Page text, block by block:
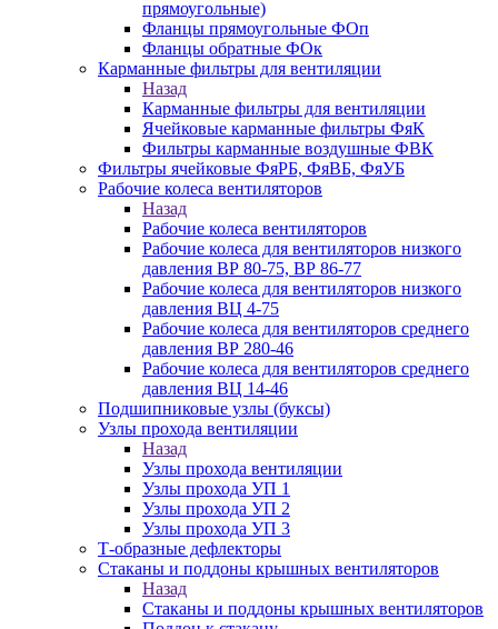
прямоугольные)
Фланцы прямоугольные ФОп
Фланцы обратные ФОк
Карманные фильтры для вентиляции
Назад
Карманные фильтры для вентиляции
Ячейковые карманные фильтры ФяК
Фильтры карманные воздушные ФВК
Фильтры ячейковые ФяРБ, ФяВБ, ФяУБ
Рабочие колеса вентиляторов
Назад
Рабочие колеса вентиляторов
Рабочие колеса для вентиляторов низкого
давления ВР 80-75, ВР 86-77
Рабочие колеса для вентиляторов низкого
давления ВЦ 4-75
Рабочие колеса для вентиляторов среднего
давления ВР 280-46
Рабочие колеса для вентиляторов среднего
давления ВЦ 14-46
Подшипниковые узлы (буксы)
Узлы прохода вентиляции
Назад
Узлы прохода вентиляции
Узлы прохода УП 1
Узлы прохода УП 2
Узлы прохода УП 3
Т-образные дефлекторы
Стаканы и поддоны крышных вентиляторов
Назад
Стаканы и поддоны крышных вентиляторов